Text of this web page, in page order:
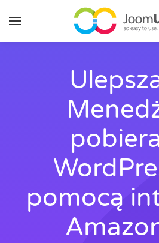
Przejdź do głównej zawartości
pomocą